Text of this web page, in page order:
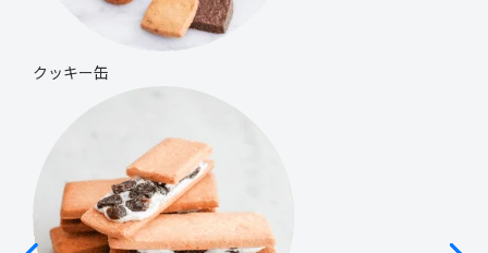
クッキー缶